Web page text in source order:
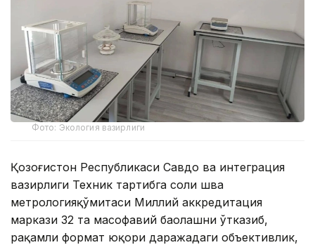
Фото: Экология вазирлиги
Қозоғистон Республикаси Савдо ва интеграция
вазирлиги Техник тартибга соли шва
метрологияқўмитаси Миллий аккредитация
маркази 32 та масофавий баҳолашни ўтказиб,
рақамли формат юқори даражадаги объективлик,